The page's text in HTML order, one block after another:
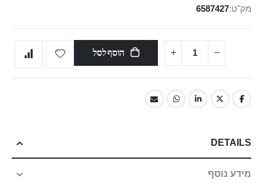
מק"ט 6587427
הוסף לסל
DETAILS
מידע נוסף